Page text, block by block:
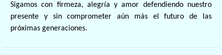
Sigamos con firmeza, alegría y amor defendiendo nuestro
presente y sin comprometer aún más el futuro de las
próximas generaciones.